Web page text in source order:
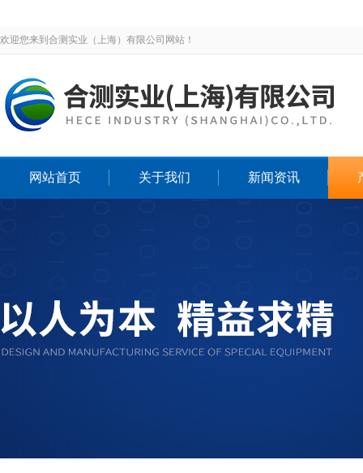
欢迎您来到合测实业（上海）有限公司网站！
网站首页 关于我们 新闻资讯